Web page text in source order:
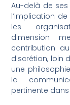
Au-delà de ses
l’implication
les
dimension
contribution
discrétion, loin
une
la
pertinente